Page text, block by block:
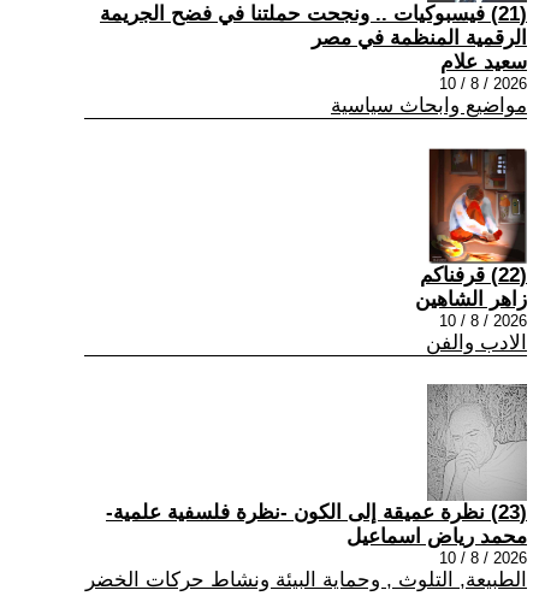
(21) فيسبوكيات .. ونجحت حملتنا في فضح الجريمة
الرقمية المنظمة في مصر
سعيد علام
2026 / 8 / 10
مواضيع وابحاث سياسية
(22) قرفناكم
زاهر الشاهين
2026 / 8 / 10
الادب والفن
(23) نظرة عميقة إلى الكون -نظرة فلسفية علمية-
محمد رياض اسماعيل
2026 / 8 / 10
الطبيعة, التلوث , وحماية البيئة ونشاط حركات الخضر